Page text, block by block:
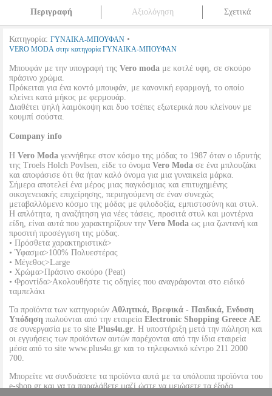
Περιγραφή Αξιολόγηση Σχετικά
Κατηγορία: ΓΥΝΑΙΚΑ-ΜΠΟΥΦΑΝ •
VERO MODA στην κατηγορία ΓΥΝΑΙΚΑ-ΜΠΟΥΦΑΝ
Μπουφάν με την υπογραφή της Vero moda με κοτλέ υφη, σε σκούρο
πράσινο χρώμα.
Πρόκειται για ένα κοντό μπουφάν, με κανονική εφαρμογή, το οποίο
κλείνει κατά μήκος με φερμουάρ.
Διαθέτει ψηλή λαιμόκοψη και δυο τσέπες εξωτερικά που κλείνουν με
κουμπί σούστα.
Company info
Η Vero Moda γεννήθηκε στον κόσμο της μόδας το 1987 όταν ο ιδρυτής
της Troels Holch Povlsen, είδε το όνομα Vero Moda σε ένα μπλουζάκι
και αποφάσισε ότι θα ήταν καλό όνομα για μια γυναικεία μάρκα.
Σήμερα αποτελεί ένα μέρος μιας παγκόσμιας και επιτυχημένης
οικογενειακής επιχείρησης, περιηγούμενη σε έναν συνεχώς
μεταβαλλόμενο κόσμο της μόδας με φιλοδοξία, εμπιστοσύνη και στυλ.
Η απλότητα, η αναζήτηση για νέες τάσεις, προσιτά στυλ και μοντέρνα
είδη, είναι αυτά που χαρακτηρίζουν την Vero Moda ως μια ζωντανή και
προσιτή προσέγγιση της μόδας.
• Πρόσθετα χαρακτηριστικά>
• Ύφασμα>100% Πολυεστέρας
• Μέγεθος>Large
• Χρώμα>Πράσινο σκούρο (Peat)
• Φροντίδα>Ακολουθήστε τις οδηγίες που αναγράφονται στο ειδικό
ταμπελάκι
Τα προϊόντα των κατηγοριών Αθλητικά, Βρεφικά - Παιδικά, Ενδυση
Υπόδηση πωλούνται από την εταιρεία Electronic Shopping Greece ΑΕ
σε συνεργασία με το site Plus4u.gr. Η υποστήριξη μετά την πώληση και
οι εγγυήσεις των προϊόντων αυτών παρέχονται από την ίδια εταιρεία
μέσα από το site www.plus4u.gr και το τηλεφωνικό κέντρο 211 2000
700.
Μπορείτε να συνδυάσετε τα προϊόντα αυτά με τα υπόλοιπα προϊόντα του
e-shop.gr και να τα παραλάβετε μαζί ώστε να μειώσετε τα έξοδα